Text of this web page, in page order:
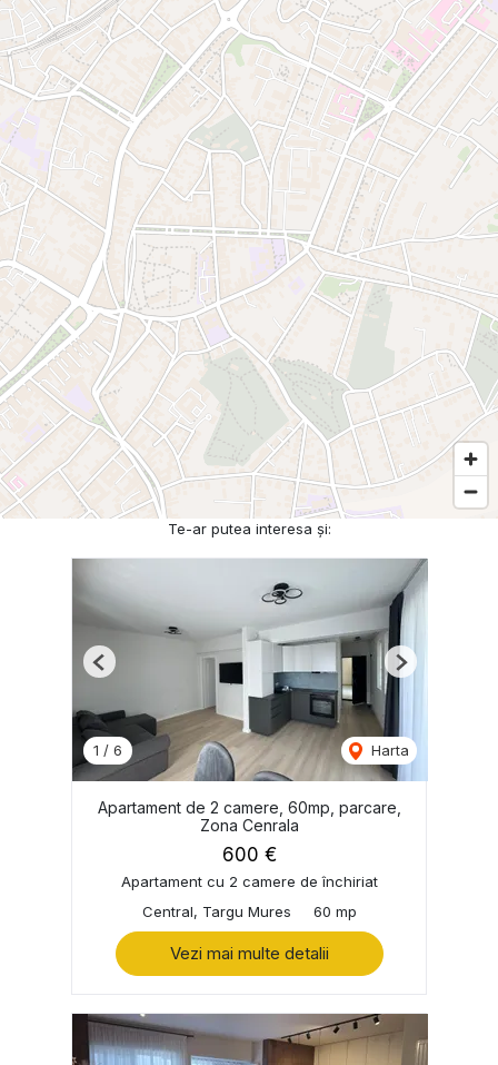
Te-ar putea interesa și:
1 / 6 Harta
Previous Next
Apartament de 2 camere, 60mp, parcare,
Zona Cenrala
600 €
Apartament cu 2 camere de închiriat
Central, Targu Mures
60 mp
Vezi mai multe detalii